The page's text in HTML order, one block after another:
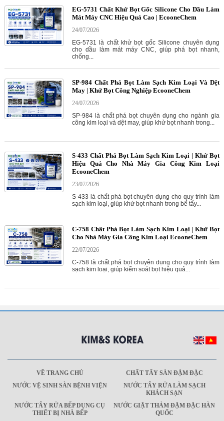
EG-5731 Chất Khử Bọt Gốc Silicone Cho Dầu Làm
Mát Máy CNC Hiệu Quả Cao | EcooneChem
24/07/2026
EG-5731 là chất khử bọt gốc Silicone chuyên dụng
cho dầu làm mát máy CNC, giúp phá bọt nhanh,
chống...
SP-984 Chất Phá Bọt Làm Sạch Kim Loại Và Dệt
May | Khử Bọt Công Nghiệp EcooneChem
24/07/2026
SP-984 là chất phá bọt chuyên dụng cho ngành gia
công kim loại và dệt may, giúp khử bọt nhanh trong...
S-433 Chất Phá Bọt Làm Sạch Kim Loại | Khử Bọt
Hiệu Quả Cho Nhà Máy Gia Công Kim Loại
EcooneChem
23/07/2026
S-433 là chất phá bọt chuyên dụng cho quy trình làm
sạch kim loại, giúp khử bọt nhanh trong bể tẩy...
C-758 Chất Phá Bọt Làm Sạch Kim Loại | Khử Bọt
Cho Nhà Máy Gia Công Kim Loại EcooneChem
22/07/2026
C-758 là chất phá bọt chuyên dụng cho quy trình làm
sạch kim loại, giúp kiểm soát bọt hiệu quả...
VỀ TRANG CHỦ
CHẤT TẨY SÀN ĐẬM ĐẶC
NƯỚC VỆ SINH SÀN BỆNH VIỆN
NƯỚC TẨY RỬA LÀM SẠCH
KHÁCH SẠN
NƯỚC TẨY RỬA BẾP DỤNG CỤ
THIẾT BỊ NHÀ BẾP
NƯỚC GIẶT THẢM ĐẬM ĐẶC HÀN
QUỐC